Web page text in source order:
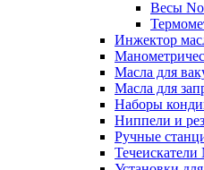
Весы
Инжектор
Масла для
Масла для
Наборы
Ниппели и
Ручные
Течеискатели